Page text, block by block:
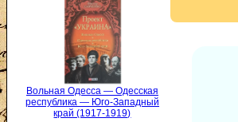
Вольная Одесса — Одесская
республика — Юго-Западный
край (1917-1919)